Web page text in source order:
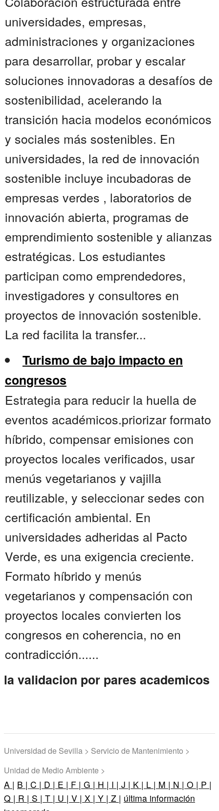
universidades, empresas,
administraciones y organizaciones
para desarrollar, probar y escalar
soluciones innovadoras a desafíos de
sostenibilidad, acelerando la
transición hacia modelos económicos
y sociales más sostenibles. En
universidades, la red de innovación
sostenible incluye incubadoras de
empresas verdes , laboratorios de
innovación abierta, programas de
emprendimiento sostenible y alianzas
estratégicas. Los estudiantes
participan como emprendedores,
investigadores y consultores en
proyectos de innovación sostenible.
La red facilita la transfer...
Turismo de bajo impacto en
congresos
Estrategia para reducir la huella de
eventos académicos.priorizar formato
híbrido, compensar emisiones con
proyectos locales verificados, usar
menús vegetarianos y vajilla
reutilizable, y seleccionar sedes con
certificación ambiental. En
universidades adheridas al Pacto
Verde, es una exigencia creciente.
Formato híbrido y menús
vegetarianos y compensación con
proyectos locales convierten los
congresos en coherencia, no en
contradicción......
la validacion por pares academicos
Universidad de Sevilla > Servicio de Mantenimiento >
Unidad de Medio Ambiente >
A | B | C | D | E | F | G | H | I | J | K | L | M | N | O | P |
Q | R | S | T | U | V | X | Y | Z | última información